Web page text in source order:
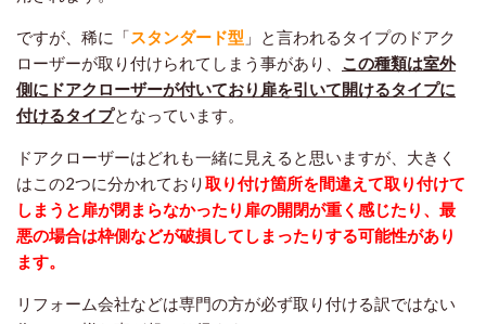
ですが、稀に「スタンダード型 」と言われるタイプのドアク
ローザーが取り付けられてしまう事があり、 この種類は室外
側にドアクローザーが付いており扉を引いて開けるタイプに
付けるタイプとなっています。
ドアクローザーはどれも一緒に見えると思いますが、大きく
はこの2つに分かれており取り付け箇所を間違えて取り付けて
しまうと扉が閉まらなかったり扉の開閉が重く感じたり、最
悪の場合は枠側などが破損してしまったりする可能性があり
ます。
リフォーム会社などは専門の方が必ず取り付ける訳ではない